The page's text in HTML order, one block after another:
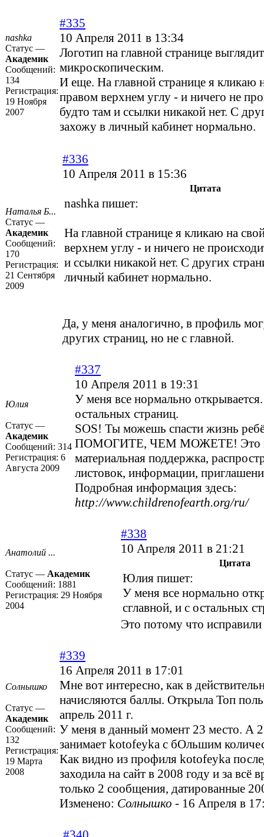
nashka
Статус —
Академик
Сообщений:
134
Регистрация:
19 Ноября
2007
#335
10 Апреля 2011 в 13:34
Логотип на главной странице
микроскопическим.
И еще. На главной странице я кликаю
правом верхнем углу - и ничего не
будто там и ссылки никакой нет. С
захожу в личный кабинет нормально.
Наталья Б...
Статус —
Академик
Сообщений:
170
Регистрация:
21 Сентября
2009
#336
10 Апреля 2011 в 15:36
Цитата
nashka пишет:
На главной странице я кликаю на
верхнем углу - и ничего не
и ссылки никакой нет. С других
личный кабинет нормально.
Да, у меня аналогично, в профиль
других страниц, но не с главной.
Юлия
Статус —
Академик
Сообщений: 314
Регистрация: 6
Августа 2009
#337
10 Апреля 2011 в 19:31
У меня все нормально
остальных страниц.
SOS! Ты можешь спасти жизнь
ПОМОГИТЕ, ЧЕМ МОЖЕТЕ! Это
материальная поддержка,
листовок, информации,
Подробная информация здесь:
http://www.childrenofearth.org/ru/
Анатолий ...
Статус — Академик
Сообщений: 1881
Регистрация: 29 Ноября
2004
#338
10 Апреля 2011 в 21:21
Цитата
Юлия пишет:
У меня все нормально
сглавной, и с остальных
Это потому что
Солнышко
Статус —
Академик
Сообщений:
132
Регистрация:
19 Марта
2008
#339
16 Апреля 2011 в 17:01
Мне вот интересно, как в
начисляются баллы. Открыла Топ
апрель 2011 г.
У меня в данный момент 23 место. А
занимает kotofeyka с бОльшим
Как видно из профиля kotofeyka
заходила на сайт в 2008 году и за всё
только 2 сообщения, датированные
Изменено: Солнышко - 16 Апреля в